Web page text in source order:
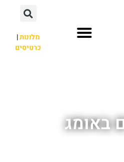
מלונות|
כרטיסים
באומג